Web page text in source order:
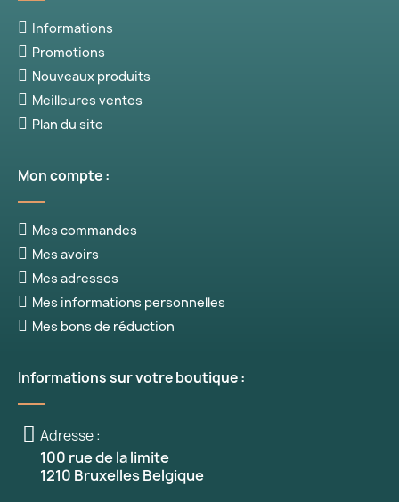
Informations
Promotions
Nouveaux produits
Meilleures ventes
Plan du site
Mon compte :
Mes commandes
Mes avoirs
Mes adresses
Mes informations personnelles
Mes bons de réduction
Informations sur votre boutique :
Adresse :
100 rue de la limite
1210 Bruxelles Belgique